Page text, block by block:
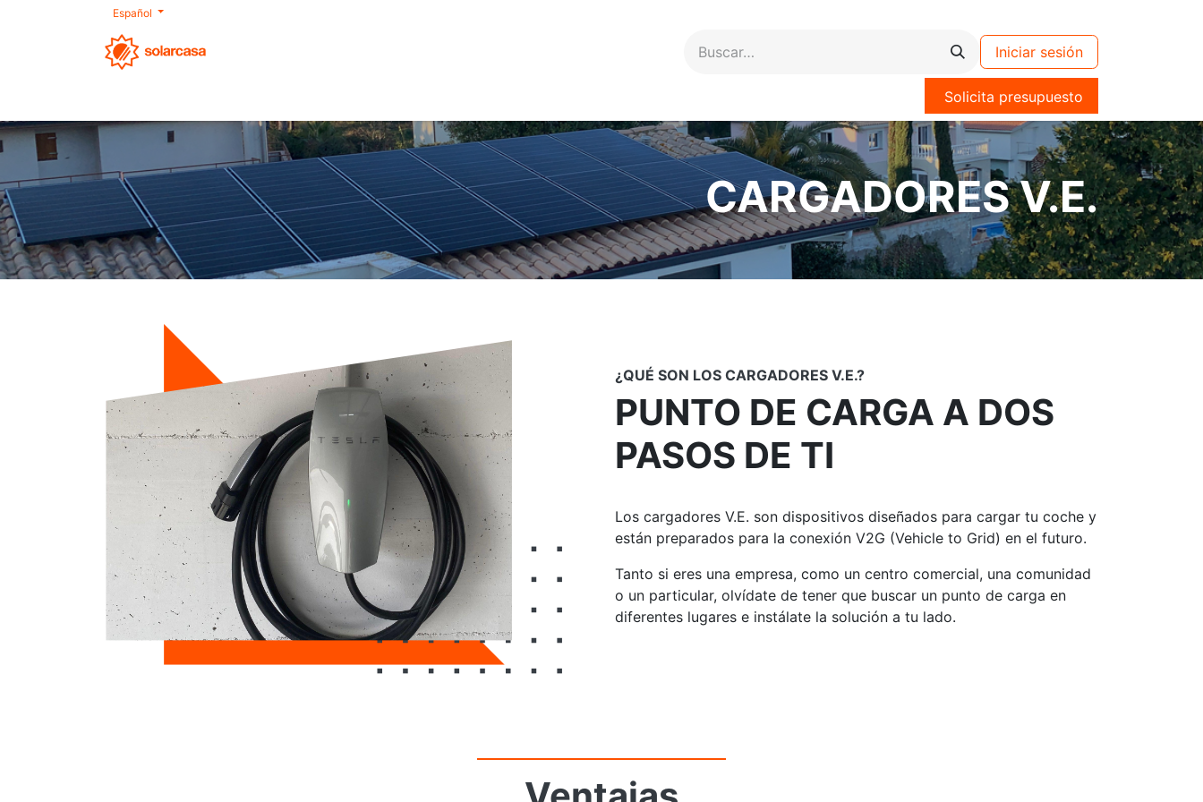
Español
Iniciar sesión
Solicita presupuesto
CARGADORES V.E.
¿QUÉ SON LOS CARGADORES V.E.?
PUNTO DE CARGA A DOS
PASOS DE TI
Los cargadores V.E. son dispositivos diseñados para cargar tu coche y
están preparados para la conexión V2G (Vehicle to Grid) en el futuro.
Tanto si eres una empresa, como un centro comercial, una comunidad
o un particular, olvídate de tener que buscar un punto de carga en
diferentes lugares e instálate la solución a tu lado.